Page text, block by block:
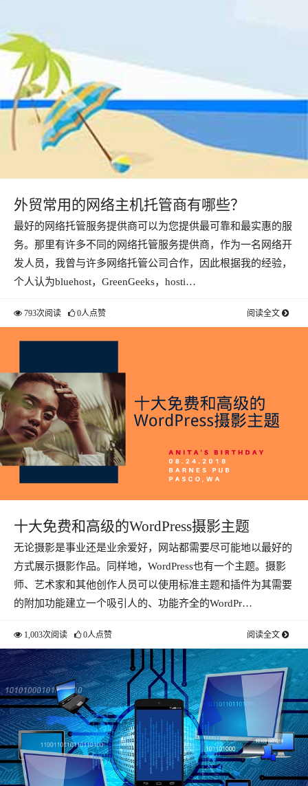
外贸常用的网络主机托管商有哪些？
最好的网络托管服务提供商可以为您提供最可靠和最实惠的服
务。那里有许多不同的网络托管服务提供商，作为一名网络开
发人员，我曾与许多网络托管公司合作，因此根据我的经验，
个人认为bluehost，GreenGeeks，hosti…
793次阅读 0人点赞 阅读全文
十大免费和高级的WordPress摄影主题
无论摄影是事业还是业余爱好，网站都需要尽可能地以最好的
方式展示摄影作品。同样地，WordPress也有一个主题。摄影
师、艺术家和其他创作人员可以使用标准主题和插件为其需要
的附加功能建立一个吸引人的、功能齐全的WordPr…
1,003次阅读 0人点赞 阅读全文